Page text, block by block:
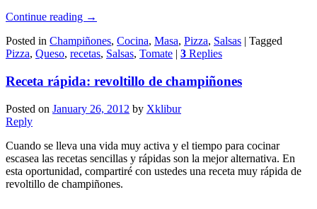
Continue reading →
Posted in Champiñones, Cocina, Masa, Pizza, Salsas | Tagged
Pizza, Queso, recetas, Salsas, Tomate | 3 Replies
Receta rápida: revoltillo de champiñones
Posted on January 26, 2012 by Xklibur
Reply
Cuando se lleva una vida muy activa y el tiempo para cocinar
escasea las recetas sencillas y rápidas son la mejor alternativa. En
esta oportunidad, compartiré con ustedes una receta muy rápida de
revoltillo de champiñones.